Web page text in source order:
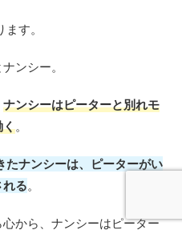
す。
ンシー。
ナンシーはピーターと別れモ
く。
ナンシーは、ピーターがい
る。
から、ナンシーはピーター